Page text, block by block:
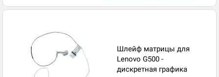
Шлейф матрицы для
Lenovo G500 -
дискретная графика